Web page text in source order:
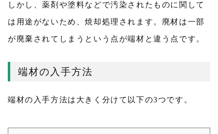
しかし、薬剤や塗料などで汚染されたものに関して
は用途がないため、焼却処理されます。廃材は一部
が廃棄されてしまうという点が端材と違う点です。
端材の入手方法
端材の入手方法は大きく分けて以下の3つです。